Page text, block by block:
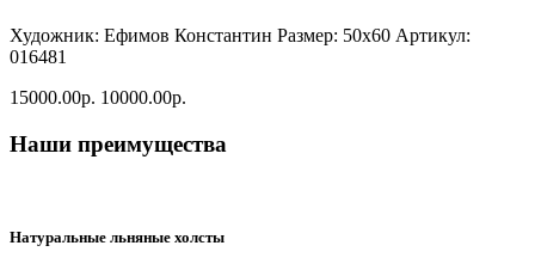
Художник: Ефимов Константин Размер: 50x60 Артикул:
016481
15000.00р. 10000.00р.
Наши преимущества
Натуральные льняные холсты